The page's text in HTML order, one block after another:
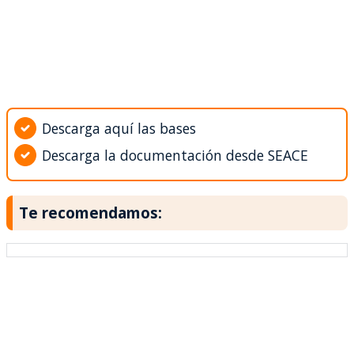
Descarga aquí las bases
Descarga la documentación desde SEACE
Te recomendamos: